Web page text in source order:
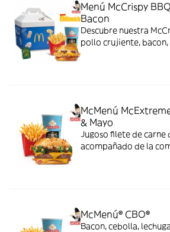
Menú McCrispy
Bacon
Descubre nuestra McCrispy BBQ&Bacon:
pollo crujiente,
harina de trigo con
McMenú
& Mayo
Jugoso filete de carne
acompañado de la
doble de cheddar,
McMenú® CBO®
Bacon, cebolla,